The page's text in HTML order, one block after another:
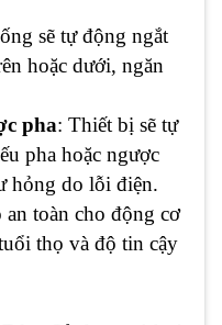
sẽ tự động ngắt
hoặc dưới, ngăn
pha: Thiết bị sẽ tự
pha hoặc ngược
hỏng do lỗi điện.
an toàn cho động cơ
thọ và độ tin cậy